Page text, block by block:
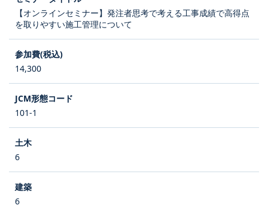
【オンラインセミナー】発注者思考で考える工事成績で高得点
を取りやすい施工管理について
14,300
101-1
6
6